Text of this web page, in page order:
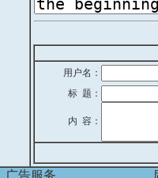
用户名：
标 题：
内 容：
广告服务